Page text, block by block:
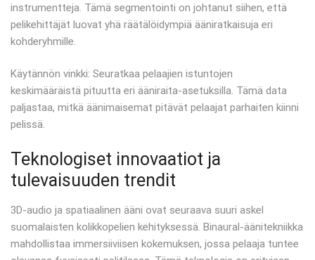
instrumentteja. Tämä segmentointi on johtanut siihen, että
pelikehittäjät luovat yhä räätälöidympiä ääniratkaisuja eri
kohderyhmille.
Käytännön vinkki: Seuratkaa pelaajien istuntojen
keskimääräistä pituutta eri ääniraita-asetuksilla. Tämä data
paljastaa, mitkä äänimaisemat pitävät pelaajat parhaiten kiinni
pelissä.
Teknologiset innovaatiot ja
tulevaisuuden trendit
3D-audio ja spatiaalinen ääni ovat seuraava suuri askel
suomalaisten kolikkopelien kehityksessä. Binaural-äänitekniikka
mahdollistaa immersiiviisen kokemuksen, jossa pelaaja tuntee